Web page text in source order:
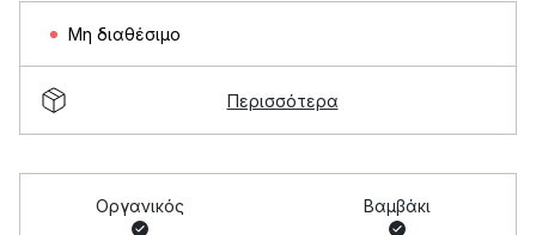
Μη διαθέσιμο
Περισσότερα
Οργανικός Βαμβάκι